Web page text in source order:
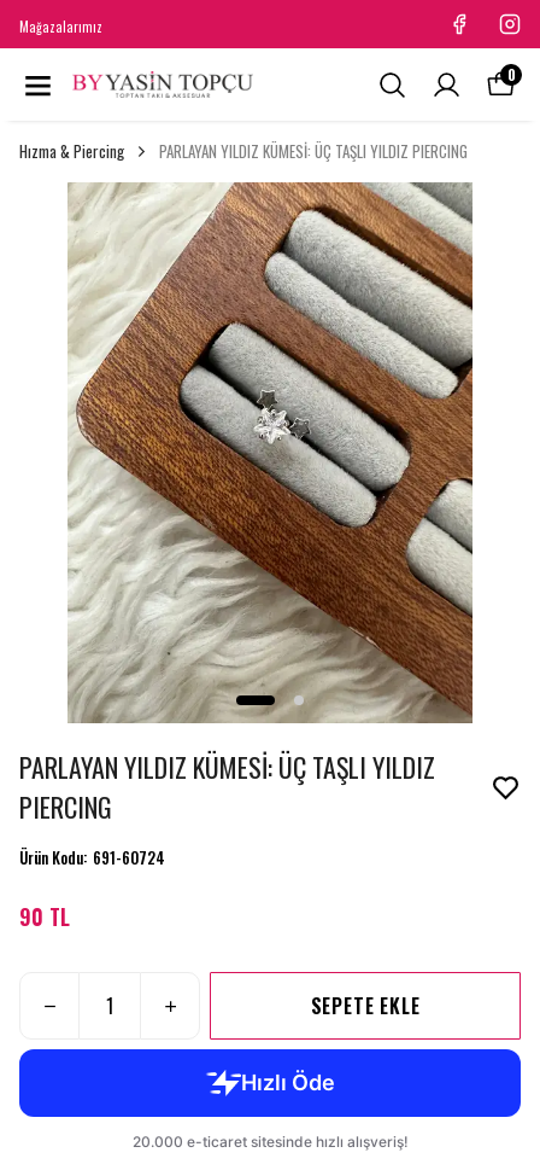
Mağazalarımız
0
Hızma & Piercing PARLAYAN YILDIZ KÜMESİ: ÜÇ TAŞLI YILDIZ PIERCING
PARLAYAN YILDIZ KÜMESİ: ÜÇ TAŞLI YILDIZ
PIERCING
Ürün Kodu: 691-60724
90 TL
SEPETE EKLE